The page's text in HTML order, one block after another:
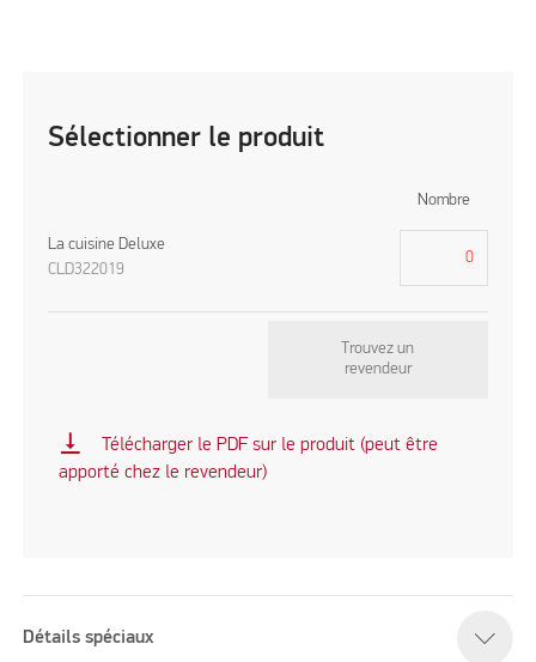
Sélectionner le produit
Nombre
La cuisine Deluxe
CLD322019
Trouvez un
revendeur
vertical_align_bottom
Télécharger le PDF sur le produit (peut être
apporté chez le revendeur)
Détails spéciaux